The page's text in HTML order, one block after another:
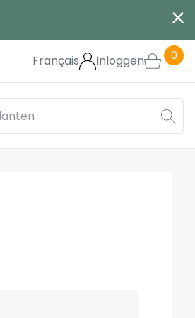
Français Inloggen 0